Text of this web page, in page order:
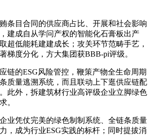
目合同的供应商占比、开展和社会影响
建成自从学问产权的智能化石膏板出产
超低能耗建建成长；攻关环节范畴手艺，
梯度分化，方大集团获BBB-pi评级。
的ESG风险管控，鞭策产物全生命周期
质量逃溯系统，而且联动上下逛供应链配
此外，拆建筑材行业高评级企业立脚绿色
。
凭仗完美的绿色制制系统、全链条质量
，成为行业ESG实践的标杆；同时提拔消